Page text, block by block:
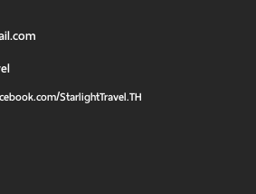
StarlightTravel.TH